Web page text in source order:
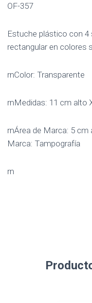
OF-357
Estuche plástico con
rectangular en colores
rnColor: Transparente
rnMedidas: 11 cm alto
rnÁrea de Marca: 5
Marca: Tampografía
rn